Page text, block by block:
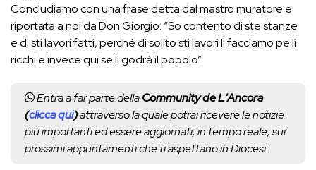
Concludiamo con una frase detta dal mastro muratore e
riportata a noi da Don Giorgio: “So contento di ste stanze
e di sti lavori fatti, perché di solito sti lavori li facciamo pe li
ricchi e invece qui se li godrà il popolo”.
Entra a far parte dellaCommunity de L'Ancora
(clicca qui)attraverso la quale potrai ricevere le notizie
più importanti ed essere aggiornati, in tempo reale, sui
prossimi appuntamenti che ti aspettano in Diocesi.